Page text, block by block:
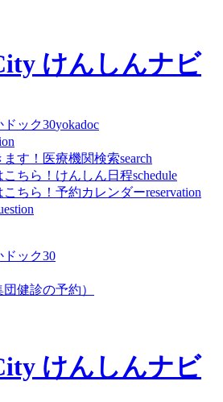
ドック30yokadoc
す！ 医療機関検索search
ちら！ けんしん日程schedule
ちら！ 予約カレンダーreservation
ドック30
健診の予約）